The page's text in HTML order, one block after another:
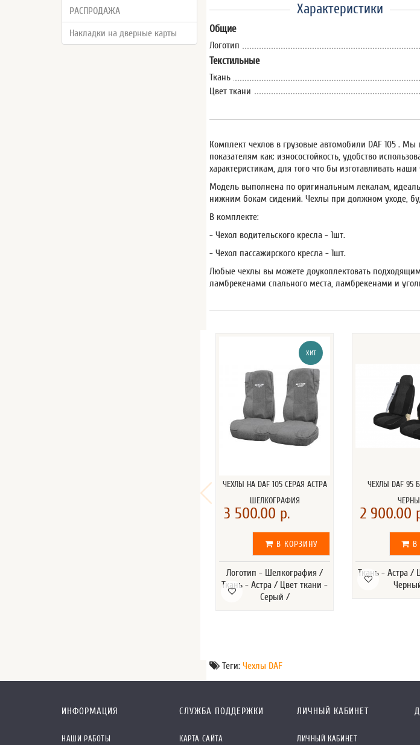
РАСПРОДАЖА
Накладки на дверные карты
Характеристики
Общие
Логотип
Текстильные
Ткань
Цвет ткани
Комплект чехлов в грузовые автомобили DAF 105 .
показателям как: износостойкость, удобство
характеристикам, для того что бы изготавливать
Модель выполнена по оригинальным лекалам,
нижним бокам сидений. Чехлы при должном уходе,
В комплекте:
- Чехол водительского кресла - 1шт.
- Чехол пассажирского кресла - 1шт.
Любые чехлы вы можете доукоплектовать
ламбрекенами спального места, ламбрекенами и
ХИТ
ЧЕХЛЫ НА DAF 105 СЕРАЯ АСТРА
ШЕЛКОГРАФИЯ
3 500.00 р.
В КОРЗИНУ
Логотип - Шелкография /
Ткань - Астра / Цвет ткани -
Серый /
ЧЕХЛЫ DAF 95
2 900.00
В
Ткань - Астра /
Теги:Чехлы DAF
ИНФОРМАЦИЯ
НАШИ РАБОТЫ
СЛУЖБА ПОДДЕРЖКИ
КАРТА САЙТА
ЛИЧНЫЙ КАБИНЕТ
ЛИЧНЫЙ КАБИНЕТ